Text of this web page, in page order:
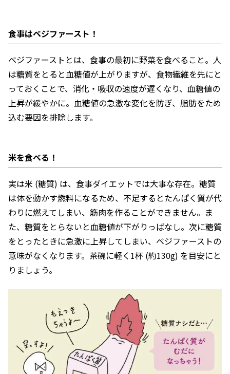
食事はベジファースト！
ベジファーストとは、食事の最初に野菜を食べること。人
は糖質をとると血糖値が上がりますが、食物繊維を先にと
っておくことで、消化・吸収の速度が遅くなり、血糖値の
上昇が緩やかに。血糖値の急激な変化を防ぎ、脂肪をため
込む要因を排除します。
米を食べる！
実は米 (糖質) は、食事ダイエットでは大事な存在。糖質
は体を動かす燃料になるため、不足するとたんぱく質が代
わりに燃えてしまい、筋肉を作ることができません。ま
た、糖質をとらないと血糖値が下がりっぱなし。次に糖質
をとったときに急激に上昇してしまい、ベジファーストの
意味がなくなります。茶碗に軽く1杯 (約130g) を目安にと
りましょう。